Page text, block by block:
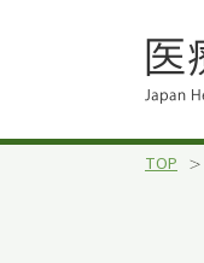
TOP